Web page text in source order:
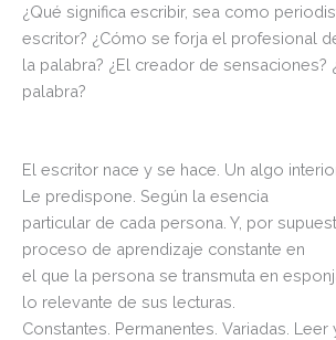
¿Qué significa escribir, sea como
escritor? ¿Cómo se forja el profesional
la palabra? ¿El creador de sensaciones?
palabra?
El escritor nace y se hace. Un algo
Le predispone. Según la esencia
particular de cada persona. Y, por
proceso de aprendizaje constante en
el que la persona se transmuta en
lo relevante de sus lecturas.
Constantes. Permanentes. Variadas. Leer